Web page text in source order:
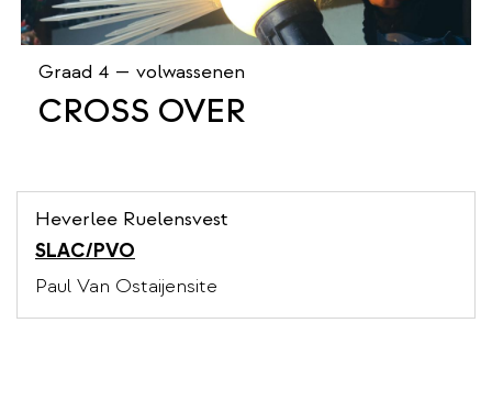
Graad 4 — volwassenen
CROSS OVER
Heverlee Ruelensvest
SLAC/PVO
Paul Van Ostaijensite